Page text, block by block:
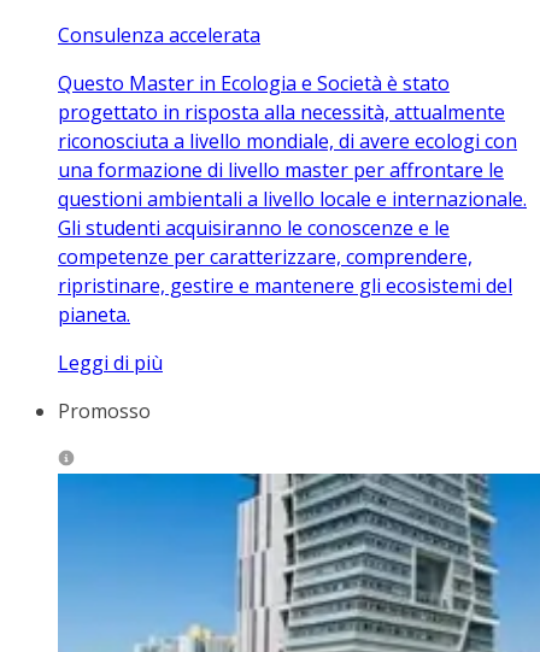
Consulenza accelerata
Questo Master in Ecologia e Società è stato
progettato in risposta alla necessità, attualmente
riconosciuta a livello mondiale, di avere ecologi con
una formazione di livello master per affrontare le
questioni ambientali a livello locale e internazionale.
Gli studenti acquisiranno le conoscenze e le
competenze per caratterizzare, comprendere,
ripristinare, gestire e mantenere gli ecosistemi del
pianeta.
Leggi di più
Promosso